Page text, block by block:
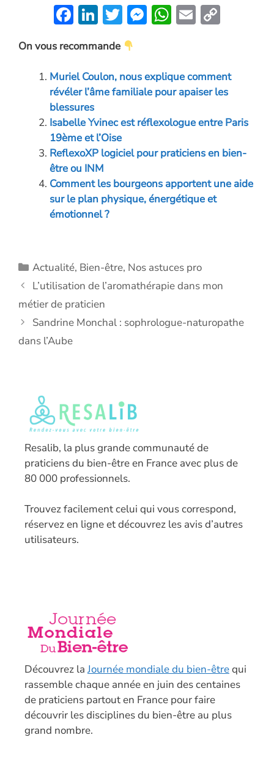
F
e
b
o
o
k
Li
k
e
dI
T
w
itt
er
M
n
g
er
W
s
A
p
E
l y
Li
n
k
On vous recommande
Muriel Coulon, nous explique comment
révéler l’âme familiale pour apaiser les
blessures
Isabelle Yvinec est réflexologue entre Paris
19ème et l’Oise
ReflexoXP logiciel pour praticiens en bien-
être ou INM
Comment les bourgeons apportent une aide
sur le plan physique, énergétique et
émotionnel ?
Catégories
Actualité, Bien-être, Nos astuces pro
L’utilisation de l’aromathérapie dans mon
métier de praticien
Sandrine Monchal : sophrologue-naturopathe
dans l’Aube
Resalib, la plus grande communauté de
praticiens du bien-être en France avec plus de
80 000 professionnels.
Trouvez facilement celui qui vous correspond,
réservez en ligne et découvrez les avis d’autres
utilisateurs.
Découvrez laJournée mondiale du bien-êtrequi
rassemble chaque année en juin des centaines
de praticiens partout en France pour faire
découvrir les disciplines du bien-être au plus
grand nombre.